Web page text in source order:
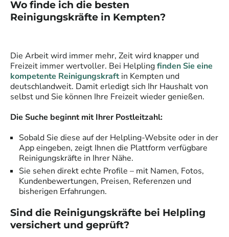
Wo finde ich die besten
Reinigungskräfte in Kempten?
Die Arbeit wird immer mehr, Zeit wird knapper und
Freizeit immer wertvoller. Bei Helplingfinden Sie eine
kompetente Reinigungskraft in Kempten und
deutschlandweit. Damit erledigt sich Ihr Haushalt von
selbst und Sie können Ihre Freizeit wieder genießen.
Die Suche beginnt mit Ihrer Postleitzahl:
Sobald Sie diese auf der Helpling-Website oder in der
App eingeben, zeigt Ihnen die Plattform verfügbare
Reinigungskräfte in Ihrer Nähe.
Sie sehen direkt echte Profile – mit Namen, Fotos,
Kundenbewertungen, Preisen, Referenzen und
bisherigen Erfahrungen.
Sind die Reinigungskräfte bei Helpling
versichert und geprüft?